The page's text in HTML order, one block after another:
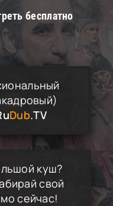
бесплатно
Dub.TV
куш?
свой
сейчас!